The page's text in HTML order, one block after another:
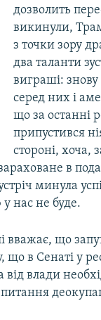
дозволить
викинули,
з точки зору
два таланти
виграші:
серед них і
що за останні
припустився
стороні, хоча,
в
минула
нас не буде.
вважає, що
що в Сенаті у
від влади